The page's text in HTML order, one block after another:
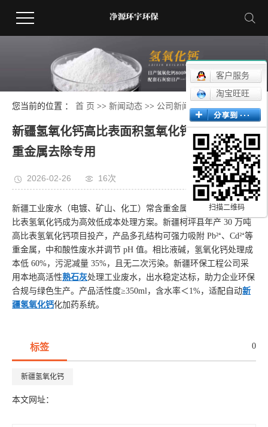
您当前的位置 ：首 页 >>新闻动态 >> 公司新闻
新疆氢氧化钙高比表面积氢氧化钙｜污水处理
重金属去除专用
2026-02-26 16次
新疆工业废水（电镀、矿山、化工）常含重金属与酸性污染物，高
比表氢氧化钙成为高效低成本处理方案。新疆柯坪县年产 30 万吨
高比表氢氧化钙项目投产，产品多孔结构可强力吸附 Pb²⁺、Cd²⁺等
重金属，中和酸性废水并调节 pH 值。相比液碱，氢氧化钙处理成
本低 60%，污泥减量 35%，且无二次污染。新疆环保工程公司采
用本地高活性熟石灰处理工业废水，出水稳定达标，助力企业环保
合规与绿色生产。产品活性度≥350ml，含水率＜1%，适配自动新
疆氢氧化钙化加药系统。
标签 0
新疆氢氧化钙
本文网址：
客户服务
淘宝旺旺
扫描二维码